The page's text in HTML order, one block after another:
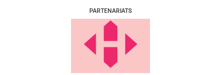
PARTENARIATS